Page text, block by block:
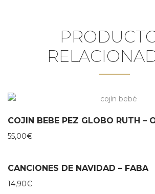
COJIN BEBE PEZ GLOBO RUTH –
55,00€
CANCIONES DE NAVIDAD – FABA
14,90€